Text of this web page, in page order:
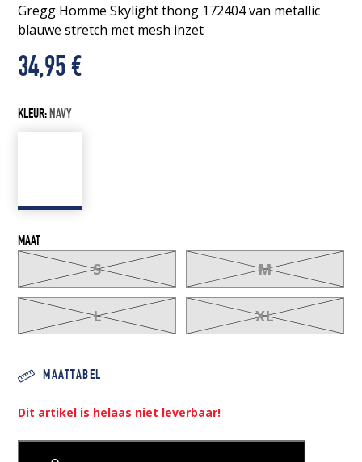
Gregg Homme Skylight thong 172404 van metallic
blauwe stretch met mesh inzet
34,95€
KLEUR:NAVY
MAAT
S M
L XL
MAATTABEL
Dit artikel is helaas niet leverbaar!